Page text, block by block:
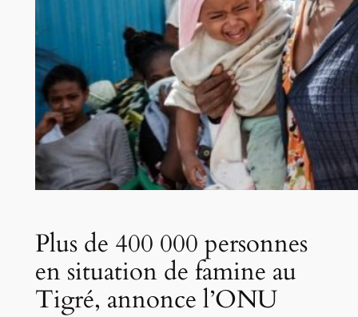
Plus de 400 000 personnes
en situation de famine au
Tigré, annonce l’ONU